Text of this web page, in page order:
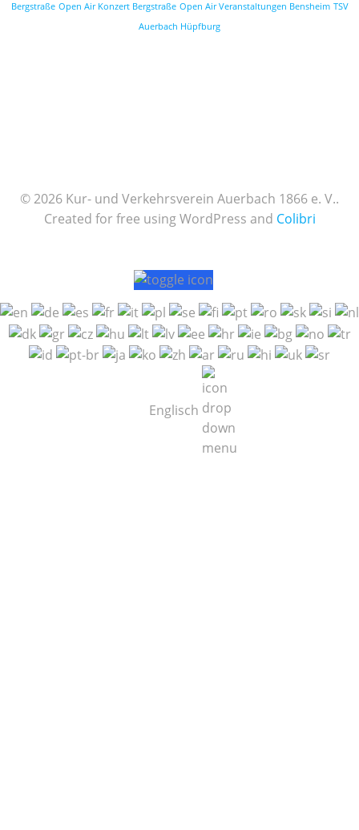
Bergstraße Open Air Konzert Bergstraße Open Air Veranstaltungen Bensheim TSV
Auerbach Hüpfburg
© 2026 Kur- und Verkehrsverein Auerbach 1866 e. V..
Created for free using WordPress and Colibri
Englisch